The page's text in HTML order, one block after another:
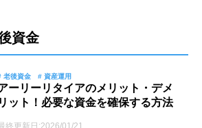
資金
老後資金 # 資産運用
ーリーリタイアのメリット・デメ
リット！必要な資金を確保する方法
終更新日:2026/01/21